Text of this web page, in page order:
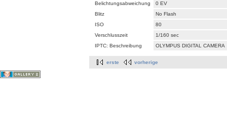
Belichtungsabweichung
0 EV
Blitz
No Flash
ISO
80
Verschlusszeit
1/160 sec
IPTC: Beschreibung
OLYMPUS DIGITAL CAMERA
erste vorherige